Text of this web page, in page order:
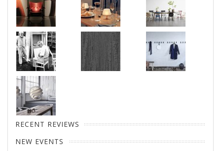
RECENT REVIEWS
NEW EVENTS